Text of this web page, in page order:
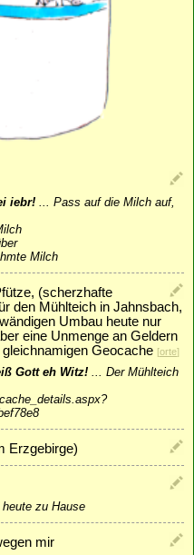
iebr!
Pass auf die Milch auf,
Milch
(scherzhafte
den Mühlteich in Jahnsbach,
Umbau heute nur
eine Unmenge an Geldern
Geocache [orte]
Gott eh Witz!
Der Mühlteich
Erzgebirge)
heute zu Hause
mir